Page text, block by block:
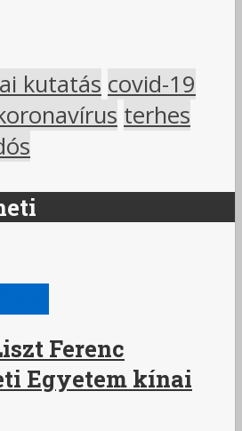
kutatás covid-19
terhes
Ferenc
Egyetem kínai